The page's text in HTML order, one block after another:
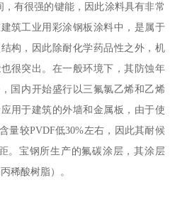
有很强的键能，因此涂料具有非常
筑工业用彩涂钢板涂料中，是属于
构，因此除耐化学药品性之外，机
很突出。在一般环境下，其防蚀年
国内开始盛行以三氟氯乙烯和乙烯
用于建筑的外墙和金属板，由于使
量较PVDF低30%左右，因此其耐候
。宝钢所生产的氟碳涂层，其涂层
稀酸树脂）。